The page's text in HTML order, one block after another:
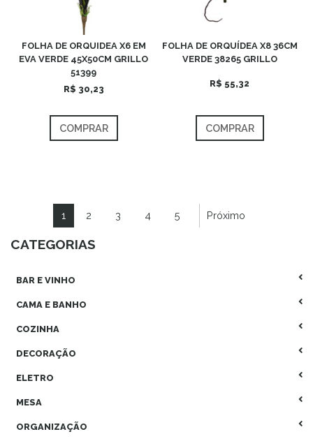
CATEGORIAS
BAR E VINHO
CAMA E BANHO
COZINHA
DECORAÇÃO
ELETRO
MESA
ORGANIZAÇÃO
FOLHA DE ORQUIDEA X6 EM
EVA VERDE 45X50CM GRILLO
51399
R$ 30,23
COMPRAR
FOLHA DE ORQUÍDEA X8 36CM
VERDE 38265 GRILLO
R$ 55,32
COMPRAR
1 2 3 4 5 Próximo